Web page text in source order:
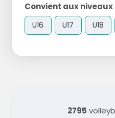
Convient aux
U16 U17 U18
2795